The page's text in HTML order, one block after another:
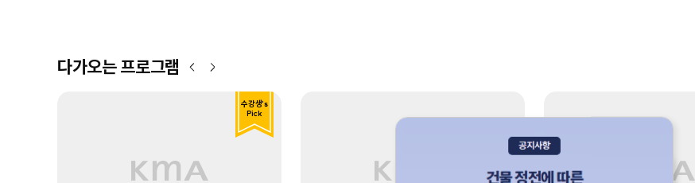
다가오는 프로그램
수강생's
Pick